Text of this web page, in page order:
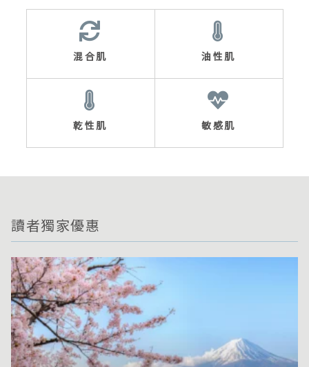
混合肌 油性肌
乾性肌 敏感肌
讀者獨家優惠